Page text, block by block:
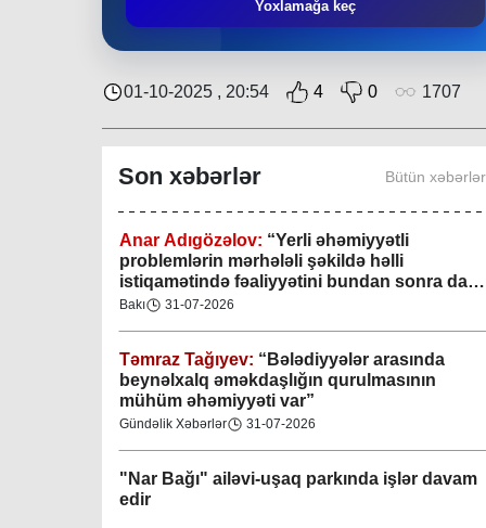
Yoxlamağa keç
01-10-2025 , 20:54 4 0 1707
Son xəbərlər Bütün xəbərlər
keçirilib
Gündəlik Xəbərlər 04-08-2026
Anar Adıgözəlov: “Yerli əhəmiyyətli
problemlərin mərhələli şəkildə həlli
istiqamətində fəaliyyətini bundan sonra da
davam etdirəcəkdir
Bakı 31-07-2026
Təmraz Tağıyev: “Bələdiyyələr arasında
beynəlxalq əməkdaşlığın qurulmasının
mühüm əhəmiyyəti var”
Gündəlik Xəbərlər 31-07-2026
"Nar Bağı" ailəvi-uşaq parkında işlər davam
edir